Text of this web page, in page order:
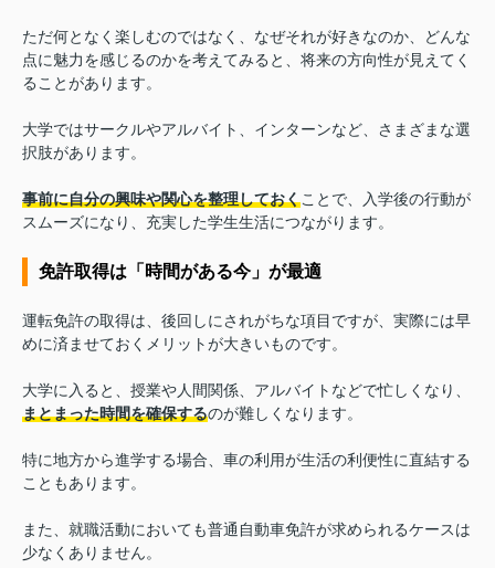
ただ何となく楽しむのではなく、なぜそれが好きなのか、どんな
点に魅力を感じるのかを考えてみると、将来の方向性が見えてく
ることがあります。
大学ではサークルやアルバイト、インターンなど、さまざまな選
択肢があります。
事前に自分の興味や関心を整理しておくことで、入学後の行動が
スムーズになり、充実した学生生活につながります。
免許取得は「時間がある今」が最適
運転免許の取得は、後回しにされがちな項目ですが、実際には早
めに済ませておくメリットが大きいものです。
大学に入ると、授業や人間関係、アルバイトなどで忙しくなり、
まとまった時間を確保するのが難しくなります。
特に地方から進学する場合、車の利用が生活の利便性に直結する
こともあります。
また、就職活動においても普通自動車免許が求められるケースは
少なくありません。